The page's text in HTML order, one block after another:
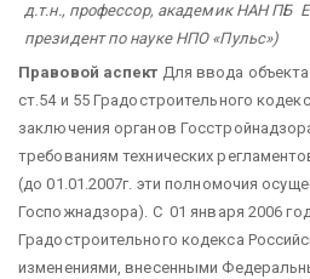
д.т.н., профессор, академик НАН ПБ
президент по науке НПО «Пульс»)
Правовой аспект Для ввода
ст.54 и 55 Градостроительного
заключения органов
требованиям технических
(до 01.01.2007г. эти полномочия
Госпожнадзора). С 01 января 2006
Градостроительного кодекса
изменениями, внесенными